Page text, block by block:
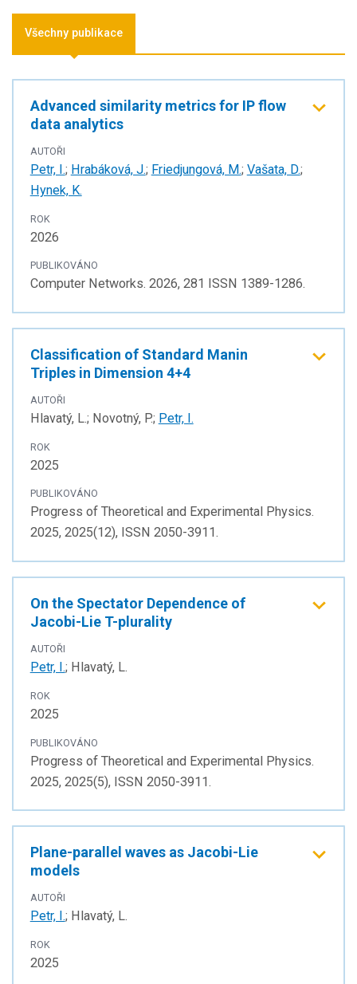
Všechny publikace
Advanced similarity metrics for IP flow
data analytics
AUTOŘI
Petr, I.; Hrabáková, J.; Friedjungová, M.; Vašata, D.;
Hynek, K.
ROK
2026
PUBLIKOVÁNO
Computer Networks. 2026, 281 ISSN 1389-1286.
Classification of Standard Manin
Triples in Dimension 4+4
AUTOŘI
Hlavatý, L.; Novotný, P.; Petr, I.
ROK
2025
PUBLIKOVÁNO
Progress of Theoretical and Experimental Physics.
2025, 2025(12), ISSN 2050-3911.
On the Spectator Dependence of
Jacobi-Lie T-plurality
AUTOŘI
Petr, I.; Hlavatý, L.
ROK
2025
PUBLIKOVÁNO
Progress of Theoretical and Experimental Physics.
2025, 2025(5), ISSN 2050-3911.
Plane-parallel waves as Jacobi-Lie
models
AUTOŘI
Petr, I.; Hlavatý, L.
ROK
2025